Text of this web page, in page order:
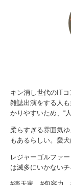
キン消し世代のIT
雑誌出演をする人
かりやすいため、“
柔らすぎる雰囲気
もあるらしい。愛
レジャーゴルファ
は滅多にいかない